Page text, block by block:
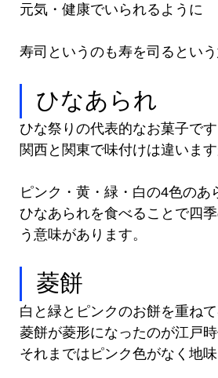
元気・健康でいられるように
寿司というのも寿を司るとい
ひなあられ
ひな祭りの代表的なお菓子です
関西と関東で味付けは違いま
ピンク・黄・緑・白の4色のあ
ひなあられを食べることで四
う意味があります。
菱餅
白と緑とピンクのお餅を重ね
菱餅が菱形になったのが江戸
それまではピンク色がなく地味